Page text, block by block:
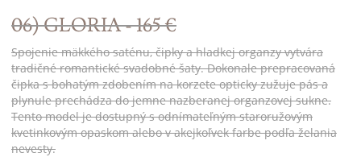
06) GLORIA - 165 €
Spojenie mäkkého saténu, čipky a hladkej organzy vytvára
tradičné romantické svadobné šaty. Dokonale prepracovaná
čipka s bohatým zdobením na korzete opticky zužuje pás a
plynule prechádza do jemne nazberanej organzovej sukne.
Tento model je dostupný s odnímateľným staroružovým
kvetinkovým opaskom alebo v akejkoľvek farbe podľa želania
nevesty.